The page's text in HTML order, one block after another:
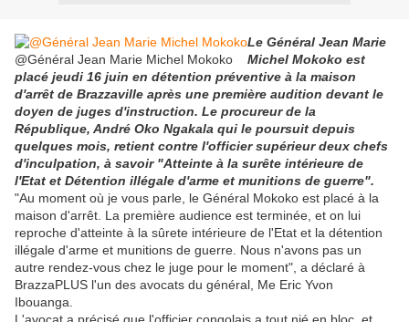
@Général Jean Marie Michel Mokoko
Le Général Jean Marie
Michel Mokoko est
placé jeudi 16 juin en détention préventive à la maison
d'arrêt de Brazzaville après une première audition devant le
doyen de juges d'instruction. Le procureur de la
République, André Oko Ngakala qui le poursuit depuis
quelques mois, retient contre l'officier supérieur deux chefs
d'inculpation, à savoir "Atteinte à la surête intérieure de
l'Etat et Détention illégale d'arme et munitions de guerre".
"Au moment où je vous parle, le Général Mokoko est placé à la
maison d'arrêt. La première audience est terminée, et on lui
reproche d'atteinte à la sûrete intérieure de l'Etat et la détention
illégale d'arme et munitions de guerre. Nous n'avons pas un
autre rendez-vous chez le juge pour le moment", a déclaré à
BrazzaPLUS l'un des avocats du général, Me Eric Yvon
Ibouanga.